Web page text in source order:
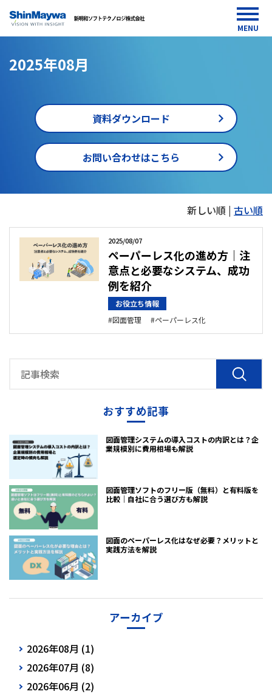
MENU
2025年08月
資料ダウンロード
お問い合わせはこちら
年08
新しい順 | 古い順
2025/08/07
ペーパーレス化の進め方｜注
意点と必要なシステム、成功
例を紹介
お役立ち情報
図面管理
ペーパーレス化
おすすめ記事
図面管理システムの導入コストの内訳とは？企
業規模別に費用相場も解説
図面管理ソフトのフリー版（無料）と有料版を
比較｜自社に合う選び方も解説
図面のペーパーレス化はなぜ必要？メリットと
実践方法を解説
アーカイブ
2026年08月 (1)
2026年07月 (8)
2026年06月 (2)